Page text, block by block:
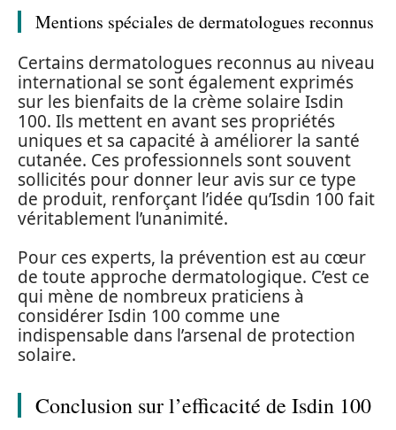
Mentions spéciales de dermatologues reconnus
Certains dermatologues reconnus au niveau
international se sont également exprimés
sur les bienfaits de la crème solaire Isdin
100. Ils mettent en avant ses propriétés
uniques et sa capacité à améliorer la santé
cutanée. Ces professionnels sont souvent
sollicités pour donner leur avis sur ce type
de produit, renforçant l’idée qu’Isdin 100 fait
véritablement l’unanimité.
Pour ces experts, la prévention est au cœur
de toute approche dermatologique. C’est ce
qui mène de nombreux praticiens à
considérer Isdin 100 comme une
indispensable dans l’arsenal de protection
solaire.
Conclusion sur l’efficacité de Isdin 100